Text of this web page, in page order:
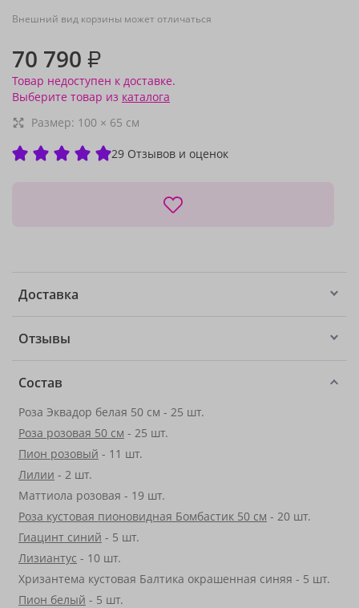
Внешний вид корзины может отличаться
70 790 ₽
Товар недоступен к доставке.
Выберите товар из каталога
Размер: 100 × 65 см
29 Отзывов и оценок
Доставка
Отзывы
Состав
Роза Эквадор белая 50 см - 25 шт.
Роза розовая 50 см - 25 шт.
Пион розовый - 11 шт.
Лилии - 2 шт.
Маттиола розовая - 19 шт.
Роза кустовая пионовидная Бомбастик 50 см - 20 шт.
Гиацинт синий - 5 шт.
Лизиантус - 10 шт.
Хризантема кустовая Балтика окрашенная синяя - 5 шт.
Пион белый - 5 шт.